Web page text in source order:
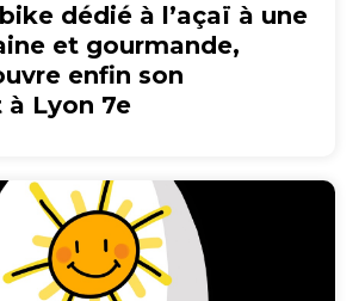
dédié à l’açaï à une
et gourmande,
enfin son
à Lyon 7e